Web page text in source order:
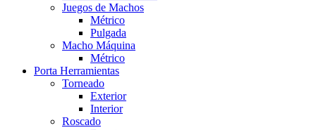
Juegos de Machos
Métrico
Pulgada
Macho Máquina
Métrico
Porta Herramientas
Torneado
Exterior
Interior
Roscado